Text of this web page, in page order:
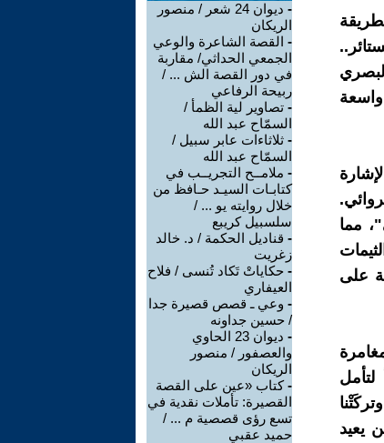
مما
على
يعيد
-
ديوان 24 شعر / منصور
الريكان
- القصة الشاعرة والوعي
الجمعي الحداثي/ مقاربة
في دور القصة الش ... /
ربيحة الرفاعي
- تصاوير لية الظمأ /
السمّاح عبد الله
- ثلاثاءات عابر سبيل /
السمّاح عبد الله
- ملامــح التجريــب في
كتابـات السيـد حـافظ من
خلال روايته يو ... /
سلسبيل كريبع
- قناديل الحكمة / د. خالد
زغريت
- حكاياتْ تَكاد تُنسى / فلاح
العيفاري
- وعي ـ قصص قصيرة جدا
/ حسين جداونه
-
ديوان 23 الحاوي
والعصفور / منصور
الريكان
-كتاب «عين على القصة
القصيرة: تأملات نقدية في
تسع رؤى قصصية م ... /
حميد عقبي